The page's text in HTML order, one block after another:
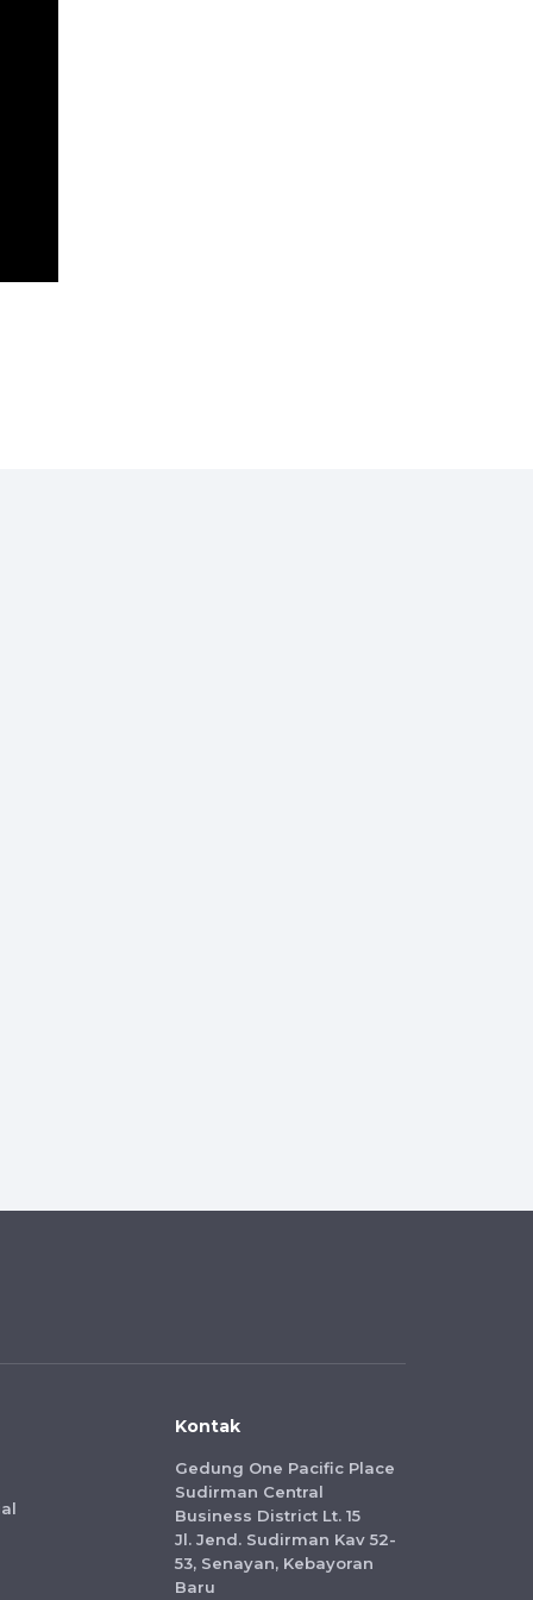
Kontak
Gedung One Pacific Place
Sudirman Central
Business District Lt. 15
Jl. Jend. Sudirman Kav 52-
53, Senayan, Kebayoran
Baru